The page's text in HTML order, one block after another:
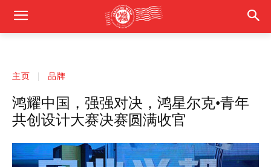
主页 品牌
鸿耀中国，强强对决，鸿星尔克•青年
共创设计大赛决赛圆满收官